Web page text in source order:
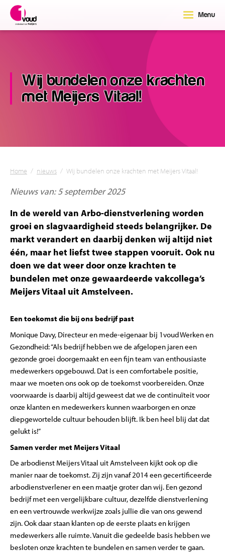
Menu
Wij bundelen onze krachten
met Meijers Vitaal!
Home / nieuws / Wij bundelen onze krachten met Meijers Vitaal!
Nieuws van: 5 september 2025
In de wereld van Arbo-dienstverlening worden
groei en slagvaardigheid steeds belangrijker. De
markt verandert en daarbij denken wij altijd niet
één, maar het liefst twee stappen vooruit. Ook nu
doen we dat weer door onze krachten te
bundelen met onze gewaardeerde vakcollega’s
Meijers Vitaal uit Amstelveen.
Een toekomst die bij ons bedrijf past
Monique Davy, Directeur en mede-eigenaar bij 1voud Werken en
Gezondheid: “Als bedrijf hebben we de afgelopen jaren een
gezonde groei doorgemaakt en een fijn team van enthousiaste
medewerkers opgebouwd. Dat is een comfortabele positie,
maar we moeten ons ook op de toekomst voorbereiden. Onze
voorwaarde is daarbij altijd geweest dat we de continuïteit voor
onze klanten en medewerkers kunnen waarborgen en onze
diepgewortelde cultuur behouden blijft. Ik ben heel blij dat dat
gelukt is!”
Samen verder met Meijers Vitaal
De arbodienst Meijers Vitaal uit Amstelveen kijkt ook op die
manier naar de toekomst. Zij zijn vanaf 2014 een gecertificeerde
arbodienstverlener en een maatje groter dan wij. Een gezond
bedrijf met een vergelijkbare cultuur, dezelfde dienstverlening
en een vertrouwde werkwijze zoals jullie die van ons gewend
zijn. Ook daar staan klanten op de eerste plaats en krijgen
medewerkers alle ruimte. Vanuit die gedeelde basis hebben we
besloten onze krachten te bundelen en samen verder te gaan.